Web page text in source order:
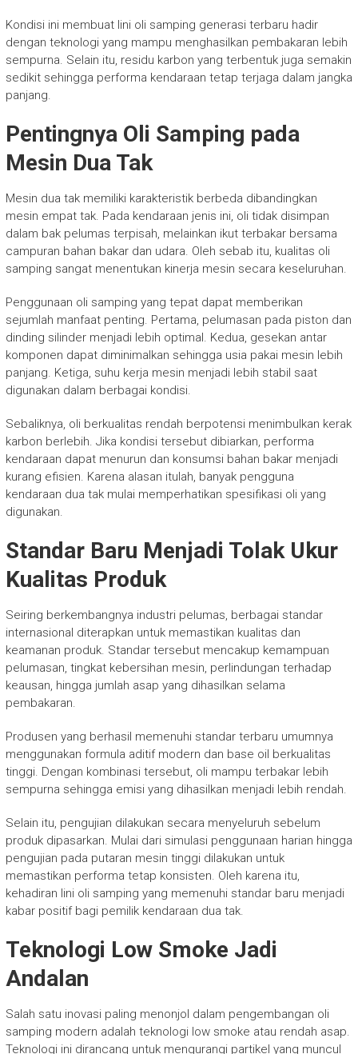
Kondisi ini membuat lini oli samping generasi terbaru hadir
dengan teknologi yang mampu menghasilkan pembakaran lebih
sempurna. Selain itu, residu karbon yang terbentuk juga semakin
sedikit sehingga performa kendaraan tetap terjaga dalam jangka
panjang.
Pentingnya Oli Samping pada
Mesin Dua Tak
Mesin dua tak memiliki karakteristik berbeda dibandingkan
mesin empat tak. Pada kendaraan jenis ini, oli tidak disimpan
dalam bak pelumas terpisah, melainkan ikut terbakar bersama
campuran bahan bakar dan udara. Oleh sebab itu, kualitas oli
samping sangat menentukan kinerja mesin secara keseluruhan.
Penggunaan oli samping yang tepat dapat memberikan
sejumlah manfaat penting. Pertama, pelumasan pada piston dan
dinding silinder menjadi lebih optimal. Kedua, gesekan antar
komponen dapat diminimalkan sehingga usia pakai mesin lebih
panjang. Ketiga, suhu kerja mesin menjadi lebih stabil saat
digunakan dalam berbagai kondisi.
Sebaliknya, oli berkualitas rendah berpotensi menimbulkan kerak
karbon berlebih. Jika kondisi tersebut dibiarkan, performa
kendaraan dapat menurun dan konsumsi bahan bakar menjadi
kurang efisien. Karena alasan itulah, banyak pengguna
kendaraan dua tak mulai memperhatikan spesifikasi oli yang
digunakan.
Standar Baru Menjadi Tolak Ukur
Kualitas Produk
Seiring berkembangnya industri pelumas, berbagai standar
internasional diterapkan untuk memastikan kualitas dan
keamanan produk. Standar tersebut mencakup kemampuan
pelumasan, tingkat kebersihan mesin, perlindungan terhadap
keausan, hingga jumlah asap yang dihasilkan selama
pembakaran.
Produsen yang berhasil memenuhi standar terbaru umumnya
menggunakan formula aditif modern dan base oil berkualitas
tinggi. Dengan kombinasi tersebut, oli mampu terbakar lebih
sempurna sehingga emisi yang dihasilkan menjadi lebih rendah.
Selain itu, pengujian dilakukan secara menyeluruh sebelum
produk dipasarkan. Mulai dari simulasi penggunaan harian hingga
pengujian pada putaran mesin tinggi dilakukan untuk
memastikan performa tetap konsisten. Oleh karena itu,
kehadiran lini oli samping yang memenuhi standar baru menjadi
kabar positif bagi pemilik kendaraan dua tak.
Teknologi Low Smoke Jadi
Andalan
Salah satu inovasi paling menonjol dalam pengembangan oli
samping modern adalah teknologi low smoke atau rendah asap.
Teknologi ini dirancang untuk mengurangi partikel yang muncul